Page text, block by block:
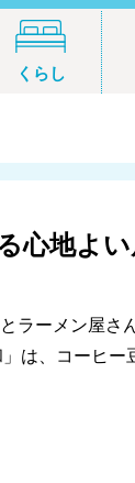
くらし
心地よい
ラーメン屋さ
は、コーヒー